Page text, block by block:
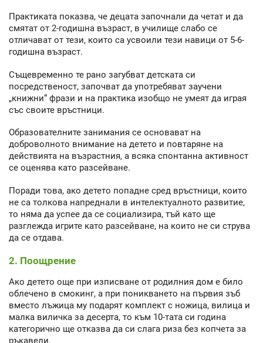
Практиката показва, че децата започнали да четат и да
смятат от 2-годишна възраст, в училище слабо се
отличават от тези, които са усвоили тези навици от 5-6-
годишна възраст.
Същевременно те рано загубват детската си
посредственост, започват да употребяват заучени
„книжни“ фрази и на практика изобщо не умеят да играя
със своите връстници.
Образователните занимания се основават на
доброволното внимание на детето и повтаряне на
действията на възрастния, а всяка спонтанна активност
се оценява като разсейване.
Поради това, ако детето попадне сред връстници, които
не са толкова напреднали в интелектуалното развитие,
то няма да успее да се социализира, тъй като ще
разглежда игрите като разсейване, на които не си струва
да се отдава.
2. Поощрение
Ако детето още при изписване от родилния дом е било
облечено в смокинг, а при поникването на първия зъб
вместо лъжица му подарят комплект с ножица, вилица и
малка виличка за десерта, то към 10-тата си година
категорично ще отказва да си слага риза без копчета за
ръкавели.